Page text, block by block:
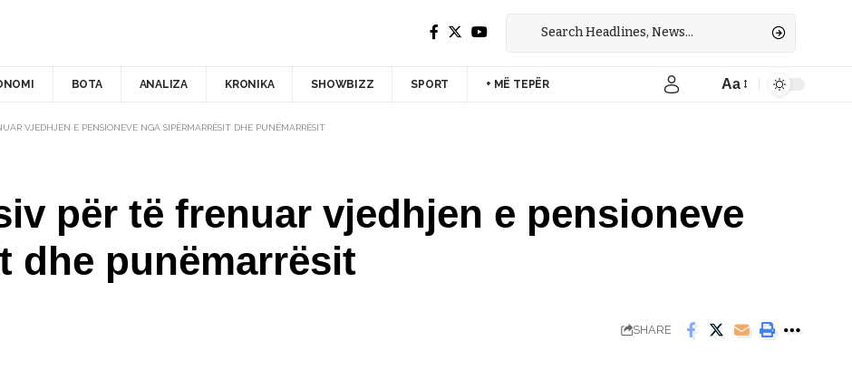
BOTA ANALIZA KRONIKA SHOWBIZZ SPORT + MË TEPËR Aa
VJEDHJEN E PENSIONEVE NGA SIPËRMARRËSIT DHE PUNËMARRËSIT
për të frenuar vjedhjen e pensioneve
dhe punëmarrësit
SHARE